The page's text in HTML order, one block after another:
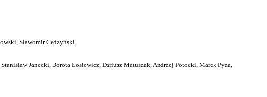
Sławomir Cedzyński.
Janecki, Dorota Łosiewicz, Dariusz Matuszak, Andrzej Potocki, Marek Pyza,